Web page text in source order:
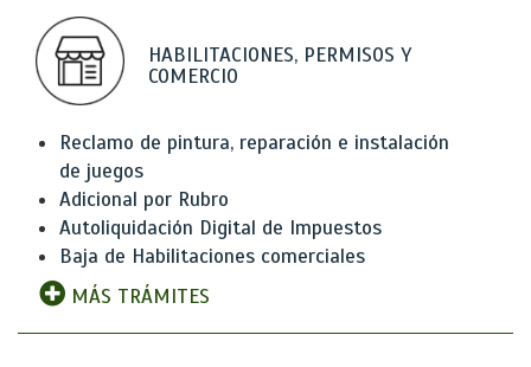
HABILITACIONES, PERMISOS Y
COMERCIO
Reclamo de pintura, reparación e instalación
de juegos
Adicional por Rubro
Autoliquidación Digital de Impuestos
Baja de Habilitaciones comerciales
MÁS TRÁMITES